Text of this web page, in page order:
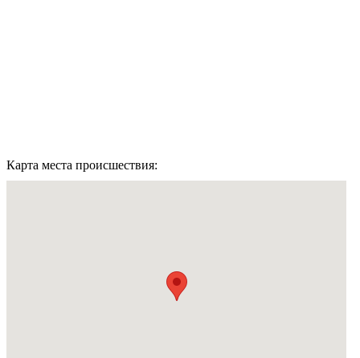
Карта места происшествия: